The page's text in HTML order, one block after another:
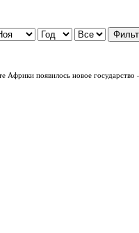
Африки появилось новое